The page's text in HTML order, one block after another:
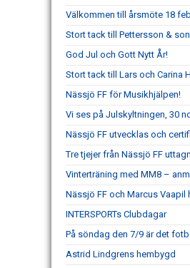
Välkommen till årsmöte 18
Stort tack till Pettersson &
God Jul och Gott Nytt År!
Stort tack till Lars och Carina
Nässjö FF för Musikhjälpen!
Vi ses på Julskyltningen, 30
Nässjö FF utvecklas och
Tre tjejer från Nässjö FF
Vinterträning med MM8 –
Nässjö FF och Marcus
INTERSPORTs Clubdagar
På söndag den 7/9 är det
Astrid Lindgrens hembygd